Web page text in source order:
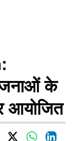
के
आयोजित